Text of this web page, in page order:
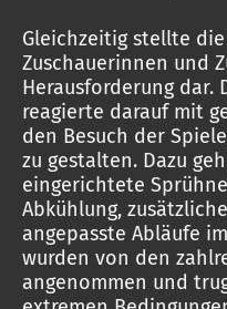
Gleichzeitig stellte
Zuschauerinnen und
Herausforderung dar.
reagierte darauf mit
den Besuch der
zu gestalten. Dazu
eingerichtete
Abkühlung,
angepasste Abläufe
wurden von den
angenommen und